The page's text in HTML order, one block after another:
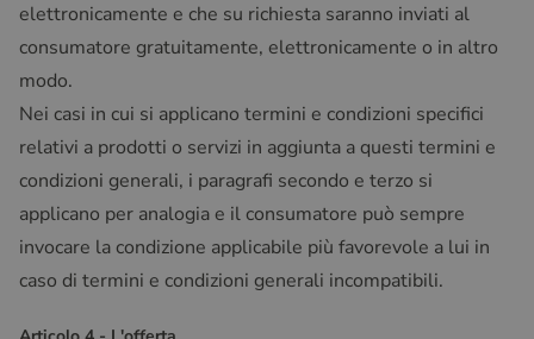
elettronicamente e che su richiesta saranno inviati al
consumatore gratuitamente, elettronicamente o in altro
modo.
Nei casi in cui si applicano termini e condizioni specifici
relativi a prodotti o servizi in aggiunta a questi termini e
condizioni generali, i paragrafi secondo e terzo si
applicano per analogia e il consumatore può sempre
invocare la condizione applicabile più favorevole a lui in
caso di termini e condizioni generali incompatibili.